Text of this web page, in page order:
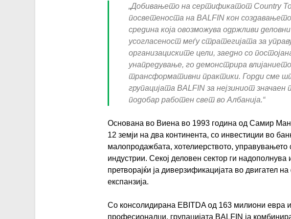
„Добивањето на сертификатот Country
посветеноста на BALFIN кон
средина која овозможува одржливи
усогласеност меѓу стратегијата за
организациските цели, заедно со
унапредување, го демонстрира
трансформативни практики. Горди сме
групацијата BALFIN за нејзиниот значаен
подобар работен свет во Албанија.“
Основана во Виена во 1993 година од Самир
12 земји на два континента, со инвестиции во
малопродажбата, хотелиерството, управувањето
индустрии. Секој деловен сектор ги надополнува
претворајќи ја диверзификацијата во двигател
експанзија.
Со консолидирана EBITDA од 163 милиони евра
професионалци, групацијата BALFIN ја